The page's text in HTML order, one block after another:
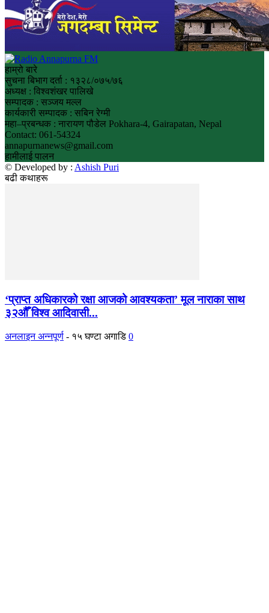
हाम्रो बारे
सुचना बिभाग दर्ता : १३२८/०७५/७६
अध्यक्ष : विश्वशंखर पालिखे
सम्पादक : सञ्जय मल्ल
कार्यकारी सम्पादक : सबिन रेग्मी
महा–प्रबन्धक : नारायण पौडेल Pokhara-4, Gairapatan, Nepal
Contact: 061-54324
annapurnanews@gmail.com
हामीलाई पालन
© Developed by : Ashish Puri
बढी कथाहरू
‘प्राप्त अधिकारको रक्षा आजको आवश्यकता’ मूल नाराका साथ
३२औँ विश्व आदिवासी...
अनलाइन अन्नपूर्ण - १५ घण्टा अगाडि 0